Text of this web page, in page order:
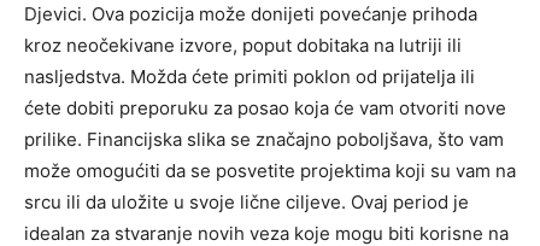
Djevici. Ova pozicija može donijeti povećanje prihoda
kroz neočekivane izvore, poput dobitaka na lutriji ili
nasljedstva. Možda ćete primiti poklon od prijatelja ili
ćete dobiti preporuku za posao koja će vam otvoriti nove
prilike. Financijska slika se značajno poboljšava, što vam
može omogućiti da se posvetite projektima koji su vam na
srcu ili da uložite u svoje lične ciljeve. Ovaj period je
idealan za stvaranje novih veza koje mogu biti korisne na